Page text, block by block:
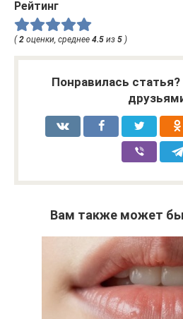
Рейтинг
(2 оценки, среднее 4.5 из 5 )
Понравилась
Вам также может